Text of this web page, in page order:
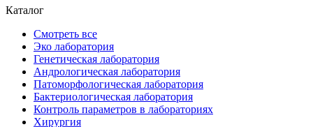
Каталог
Смотреть все
Эко лаборатория
Генетическая лаборатория
Андрологическая лаборатория
Патоморфологическая лаборатория
Бактериологическая лаборатория
Контроль параметров в лабораториях
Хирургия